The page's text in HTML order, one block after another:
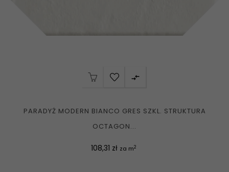

PARADYŻ MODERN BIANCO GRES SZKL. STRUKTURA
OCTAGON...
Cena
108,31 zł za m2